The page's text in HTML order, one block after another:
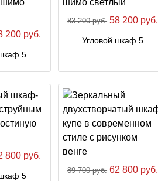
200 руб.
5
83 200 руб. 58 200 руб.
Угловой шкаф 5
800 руб.
5
89 700 руб. 62 800 руб.